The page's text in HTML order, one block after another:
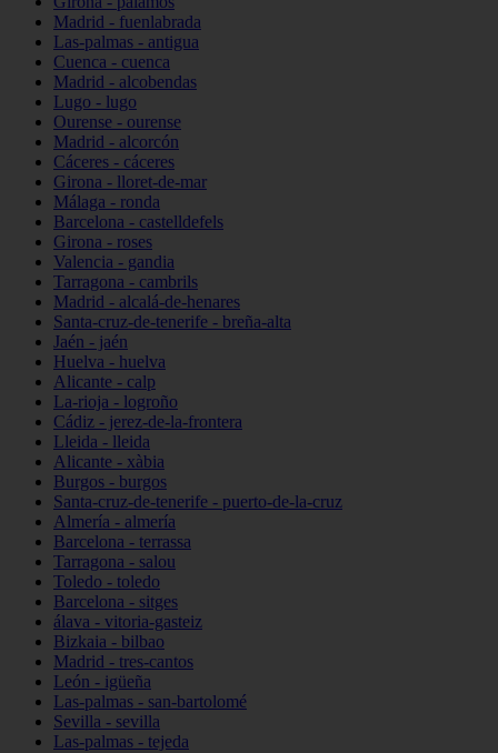
Madrid - fuenlabrada
Las-palmas - antigua
Cuenca - cuenca
Madrid - alcobendas
Lugo - lugo
Ourense - ourense
Madrid - alcorcón
Cáceres - cáceres
Girona - lloret-de-mar
Málaga - ronda
Barcelona - castelldefels
Girona - roses
Valencia - gandia
Tarragona - cambrils
Madrid - alcalá-de-henares
Santa-cruz-de-tenerife - breña-alta
Jaén - jaén
Huelva - huelva
Alicante - calp
La-rioja - logroño
Cádiz - jerez-de-la-frontera
Lleida - lleida
Alicante - xàbia
Burgos - burgos
Santa-cruz-de-tenerife - puerto-de-la-cruz
Almería - almería
Barcelona - terrassa
Tarragona - salou
Toledo - toledo
Barcelona - sitges
álava - vitoria-gasteiz
Bizkaia - bilbao
Madrid - tres-cantos
León - igüeña
Las-palmas - san-bartolomé
Sevilla - sevilla
Las-palmas - tejeda